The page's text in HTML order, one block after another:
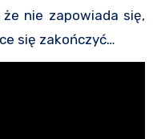
nie zapowiada się,
się zakończyć…